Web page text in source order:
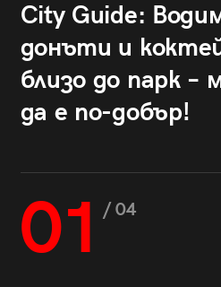
City Guide:
донъти и
близо до парк –
да е по-добър!
01 / 04